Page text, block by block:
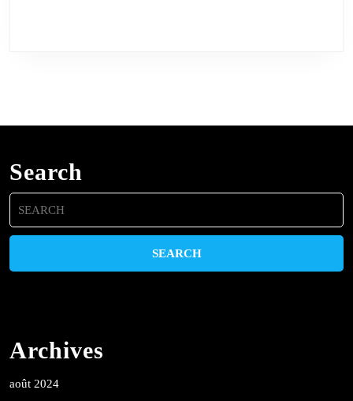
Search
Search
for:
Archives
août 2024